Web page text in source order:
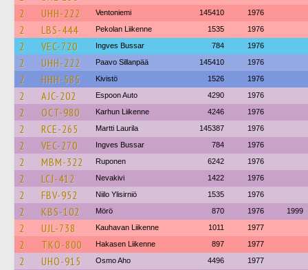
2
UHH-222 Ventoniemi 145410 1976
2 LBS-444 Pekolan Liikenne 1535 1976
2 VEC-720 Ingves Bussar 784 1976
2 UHH-222 Paavo Sillanpää 145410 1976
2 HHH-585 Kivistö 1526 1976
2 AJC-202 Espoon Auto 4290 1976
2 OCT-980 Karhun Liikenne 4246 1976
2 RCE-265 Martti Laurila 145387 1976
2 VEC-270 Ingves Bussar 784 1976
2 MBM-322 Ruponen 6242 1976
2 LCJ-412 Nevakivi 1422 1976
2 FBV-952 Niilo Ylisirniö 1535 1976
2 KBS-102 Mörö 870 1976 1999
2 UJL-738 Kauhavan Liikenne 1011 1977
2 TKO-800 Hakasen Liikenne 897 1977
2 UHO-915 Osmo Aho 4496 1977